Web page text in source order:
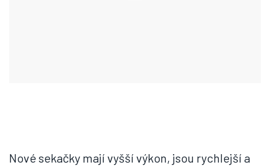
Nové sekačky mají vyšší výkon, jsou rychlejší a